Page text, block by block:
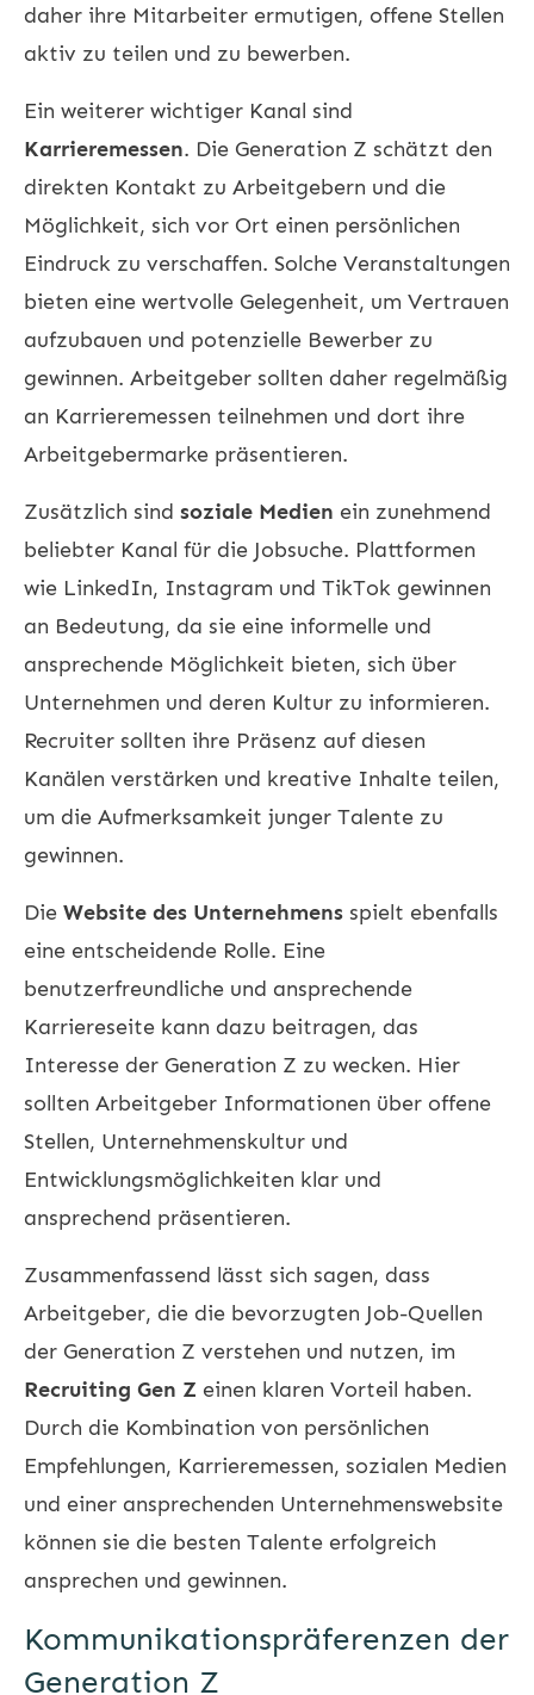
daher ihre Mitarbeiter ermutigen, offene Stellen
aktiv zu teilen und zu bewerben.
Ein weiterer wichtiger Kanal sind
Karrieremessen. Die Generation Z schätzt den
direkten Kontakt zu Arbeitgebern und die
Möglichkeit, sich vor Ort einen persönlichen
Eindruck zu verschaffen. Solche Veranstaltungen
bieten eine wertvolle Gelegenheit, um Vertrauen
aufzubauen und potenzielle Bewerber zu
gewinnen. Arbeitgeber sollten daher regelmäßig
an Karrieremessen teilnehmen und dort ihre
Arbeitgebermarke präsentieren.
Zusätzlich sind soziale Medien ein zunehmend
beliebter Kanal für die Jobsuche. Plattformen
wie LinkedIn, Instagram und TikTok gewinnen
an Bedeutung, da sie eine informelle und
ansprechende Möglichkeit bieten, sich über
Unternehmen und deren Kultur zu informieren.
Recruiter sollten ihre Präsenz auf diesen
Kanälen verstärken und kreative Inhalte teilen,
um die Aufmerksamkeit junger Talente zu
gewinnen.
Die Website des Unternehmens spielt ebenfalls
eine entscheidende Rolle. Eine
benutzerfreundliche und ansprechende
Karriereseite kann dazu beitragen, das
Interesse der Generation Z zu wecken. Hier
sollten Arbeitgeber Informationen über offene
Stellen, Unternehmenskultur und
Entwicklungsmöglichkeiten klar und
ansprechend präsentieren.
Zusammenfassend lässt sich sagen, dass
Arbeitgeber, die die bevorzugten Job-Quellen
der Generation Z verstehen und nutzen, im
Recruiting Gen Z einen klaren Vorteil haben.
Durch die Kombination von persönlichen
Empfehlungen, Karrieremessen, sozialen Medien
und einer ansprechenden Unternehmenswebsite
können sie die besten Talente erfolgreich
ansprechen und gewinnen.
Kommunikationspräferenzen der
Generation Z